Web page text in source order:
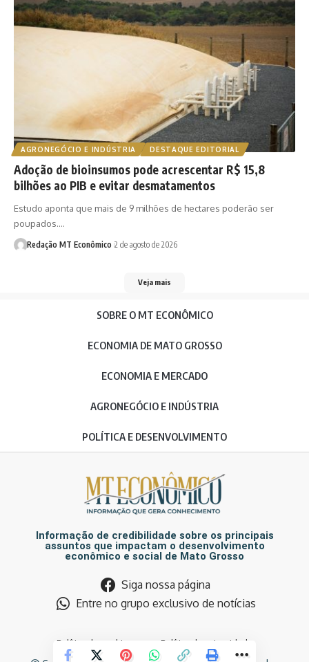
AGRONEGÓCIO E INDÚSTRIA DESTAQUE EDITORIAL
Adoção de bioinsumos pode acrescentar R$ 15,8
bilhões ao PIB e evitar desmatamentos
Estudo aponta que mais de 9 milhões de hectares poderão ser
poupados.…
Redação MT Econômico 2 de agosto de 2026
Veja mais
SOBRE O MT ECONÔMICO
ECONOMIA DE MATO GROSSO
ECONOMIA E MERCADO
AGRONEGÓCIO E INDÚSTRIA
POLÍTICA E DESENVOLVIMENTO
Informação de credibilidade sobre os principais
assuntos que impactam o desenvolvimento
econômico e social de Mato Grosso
Siga nossa página
Entre no grupo exclusivo de notícias
Política de cookies Política de privacidade